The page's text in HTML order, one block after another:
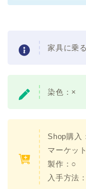
家具に乗
染色： ×
Shop購入
マーケッ
製作：○
入手方法：